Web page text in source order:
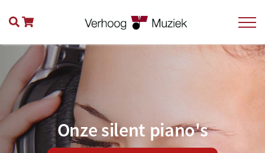
Onze silent piano's